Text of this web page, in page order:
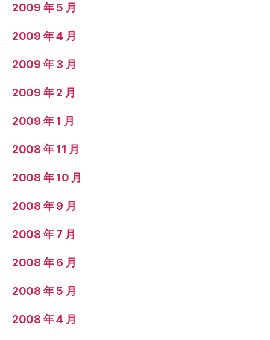
2009 年 5 月
2009 年 4 月
2009 年 3 月
2009 年 2 月
2009 年 1 月
2008 年 11 月
2008 年 10 月
2008 年 9 月
2008 年 7 月
2008 年 6 月
2008 年 5 月
2008 年 4 月